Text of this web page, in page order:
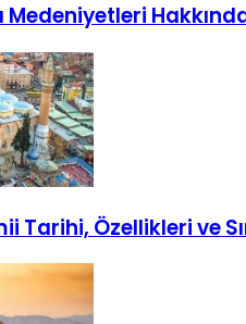
Tarihi, Özellikleri ve